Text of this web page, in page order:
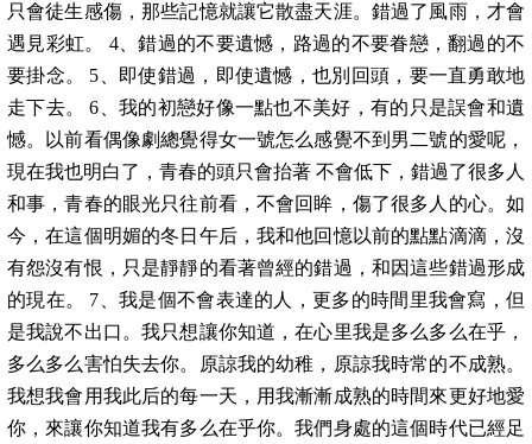
只會徒生感傷，那些記憶就讓它散盡天涯。錯過了風雨，才會
遇見彩虹。 4、錯過的不要遺憾，路過的不要眷戀，翻過的不
要掛念。 5、即使錯過，即使遺憾，也別回頭，要一直勇敢地
走下去。 6、我的初戀好像一點也不美好，有的只是誤會和遺
憾。以前看偶像劇總覺得女一號怎么感覺不到男二號的愛呢，
現在我也明白了，青春的頭只會抬著 不會低下，錯過了很多人
和事，青春的眼光只往前看，不會回眸，傷了很多人的心。如
今，在這個明媚的冬日午后，我和他回憶以前的點點滴滴，沒
有怨沒有恨，只是靜靜的看著曾經的錯過，和因這些錯過形成
的現在。 7、我是個不會表達的人，更多的時間里我會寫，但
是我說不出口。我只想讓你知道，在心里我是多么多么在乎，
多么多么害怕失去你。原諒我的幼稚，原諒我時常的不成熟。
我想我會用我此后的每一天，用我漸漸成熟的時間來更好地愛
你，來讓你知道我有多么在乎你。我們身處的這個時代已經足